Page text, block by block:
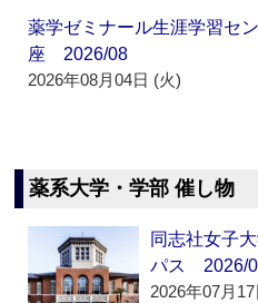
薬学ゼミナール生涯学習セ
座 2026/08
2026年08月04日 (火)
薬系大学・学部 催し物
同志社女子
パス 2026/
2026年07月